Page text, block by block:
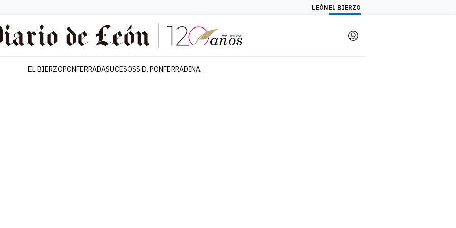
LEÓN EL BIERZO
Login
EL BIERZOPONFERRADASUCESOSS.D. PONFERRADINA